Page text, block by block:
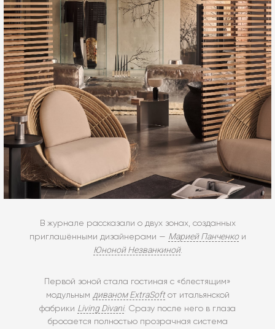
В журнале рассказали о двух зонах, созданных
приглашёнными дизайнерами — Марией Панченкои
Юноной Незванкиной.
Первой зоной стала гостиная с «блестящим»
модульным диваном ExtraSoftот итальянской
фабрики Living Divani. Сразу после него в глаза
бросается полностью прозрачная система